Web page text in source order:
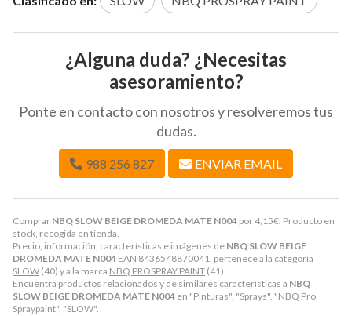
Comprar NBQ SLOW BEIGE DROMEDA MATE N004 por4,15€. Producto en
stock, recogida en tienda.
Precio, información, características e imágenes de NBQ SLOW BEIGE
DROMEDA MATE N004 EAN 8436548870041, pertenece a la categoría
SLOW (40) y a la marca NBQ PROSPRAY PAINT (41).
Encuentra productos relacionados y de similares características a NBQ
SLOW BEIGE DROMEDA MATE N004 en "Pinturas", "Sprays", "NBQ Pro
Spraypaint", "SLOW".
¿Alguna duda? ¿Necesitas
asesoramiento?
Ponte en contacto con nosotros y resolveremos tus
dudas.
988 256 827 ENVIAR EMAIL